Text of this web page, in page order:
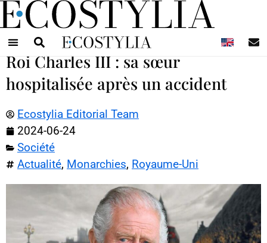
Roi Charles III : sa sœur
hospitalisée après un accident
Ecostylia Editorial Team
2024-06-24
Société
Actualité, Monarchies, Royaume-Uni